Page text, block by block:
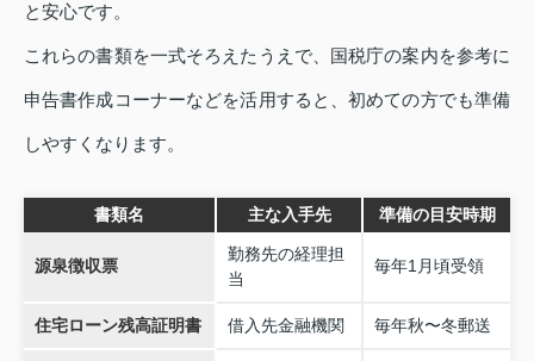
と安心です。
これらの書類を一式そろえたうえで、国税庁の案内を参考に
申告書作成コーナーなどを活用すると、初めての方でも準備
しやすくなります。
書類名 主な入手先 準備の目安時期
源泉徴収票
勤務先の経理担
当
毎年1月頃受領
住宅ローン残高証明書 借入先金融機関 毎年秋〜冬郵送